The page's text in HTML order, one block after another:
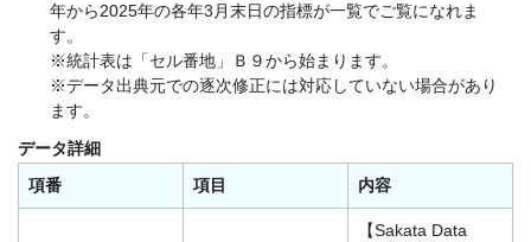
年から2025年の各年3月末日の指標が一覧でご覧になれま
す。
※統計表は「セル番地」Ｂ９から始まります。
※データ出典元での逐次修正には対応していない場合があり
ます。
データ詳細
項番
項目 内容
【Sakata Data